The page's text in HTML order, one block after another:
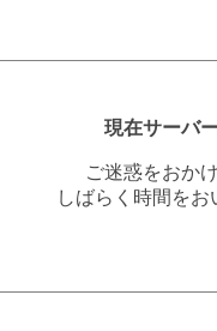
現在サーバ
ご迷惑をおか
しばらく時間を